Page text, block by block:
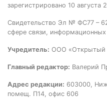
зарегистрировано 10 августа
Свидетельство Эл № ФС77 –
сфере связи,
Учредитель: ООО «Открытый
Главный редактор: Валерий
Адрес редакции: 603000,
помещ. П14, офис 606